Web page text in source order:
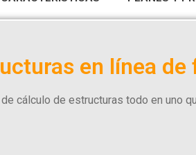
en línea
cálculo de estructuras todo en uno